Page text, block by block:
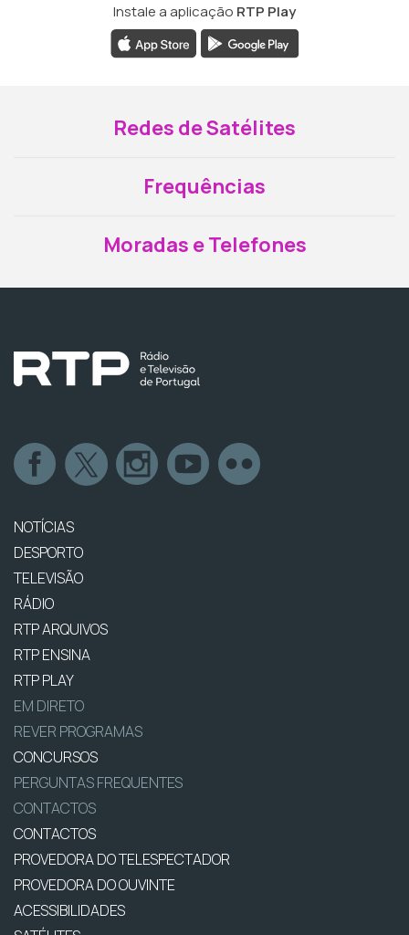
Instale a aplicação RTP Play
Redes de Satélites
Frequências
Moradas e Telefones
NOTÍCIAS
DESPORTO
TELEVISÃO
RÁDIO
RTP ARQUIVOS
RTP ENSINA
RTP PLAY
EM DIRETO
REVER PROGRAMAS
CONCURSOS
PERGUNTAS FREQUENTES
CONTACTOS
CONTACTOS
PROVEDORA DO TELESPECTADOR
PROVEDORA DO OUVINTE
ACESSIBILIDADES